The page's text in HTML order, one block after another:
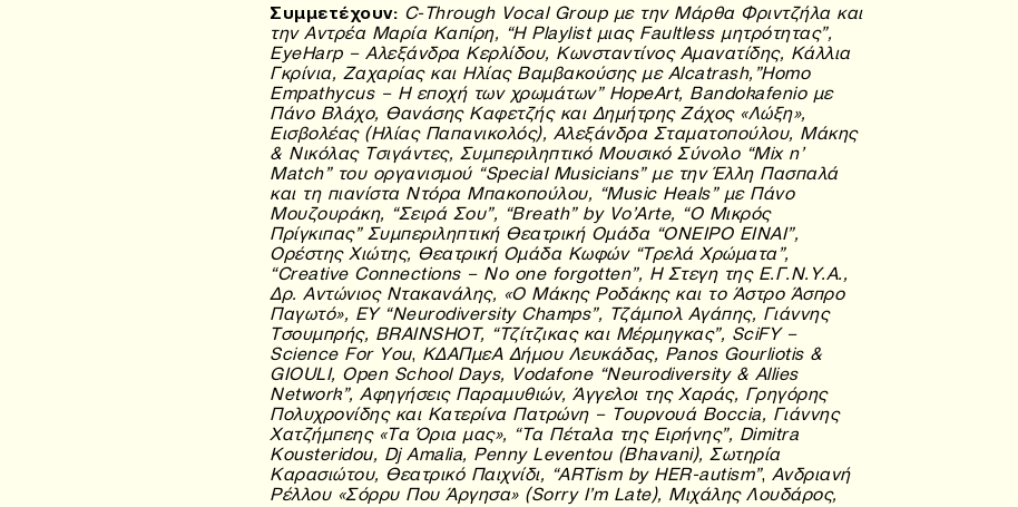
Συμμετέχουν: C-Through Vocal Group με την Μάρθα Φριντζήλα και
την Αντρέα Μαρία Καπίρη, “Η Playlist μιας Faultless μητρότητας”,
EyeHarp – Αλεξάνδρα Κερλίδου, Κωνσταντίνος Αμανατίδης, Κάλλια
Γκρίνια, Ζαχαρίας και Ηλίας Βαμβακούσης με Alcatrash,”Homo
Empathycus – Η εποχή των χρωμάτων” HopeArt, Bandokafenio με
Πάνο Βλάχο, Θανάσης Καφετζής και Δημήτρης Ζάχος «Λώξη»,
Εισβολέας (Ηλίας Παπανικολός), Αλεξάνδρα Σταματοπούλου, Μάκης
& Νικόλας Τσιγάντες, Συμπεριληπτικό Μουσικό Σύνολο “Mix n’
Match” του οργανισμού “Special Musicians” με την Έλλη Πασπαλά
και τη πιανίστα Ντόρα Μπακοπούλου, “Music Heals” με Πάνο
Μουζουράκη, “Σειρά Σου”, “Breath” by Vo’Arte, “O Μικρός
Πρίγκιπας” Συμπεριληπτική Θεατρική Ομάδα “ΟΝΕΙΡΟ ΕΙΝΑΙ”,
Ορέστης Χιώτης, Θεατρική Ομάδα Κωφών “Τρελά Χρώματα”,
“Creative Connections – No one forgotten”, Η Στεγη της Ε.Γ.Ν.Υ.Α.,
Δρ. Αντώνιος Ντακανάλης, «Ο Μάκης Ροδάκης και το Άστρο Άσπρο
Παγωτό», EY “Neurodiversity Champs”, Τζάμπολ Αγάπης, Γιάννης
Τσουμπρής, BRAINSHOT, “Τζίτζικας και Μέρμηγκας”, SciFY –
Science For You, ΚΔΑΠμεΑ Δήμου Λευκάδας, Panos Gourliotis &
GIOULI, Open School Days, Vodafone “Neurodiversity & Allies
Network”, Αφηγήσεις Παραμυθιών, Άγγελοι της Χαράς, Γρηγόρης
Πολυχρονίδης και Κατερίνα Πατρώνη – Τουρνουά Boccia, Γιάννης
Χατζήμπεης «Τα Όρια μας», “Τα Πέταλα της Ειρήνης”, Dimitra
Kousteridou, Dj Amalia, Penny Leventou (Bhavani), Σωτηρία
Καρασιώτου, Θεατρικό Παιχνίδι, “ARTism by HER-autism”, Ανδριανή
Ρέλλου «Σόρρυ Που Άργησα» (Sorry I’m Late), Μιχάλης Λουδάρος,